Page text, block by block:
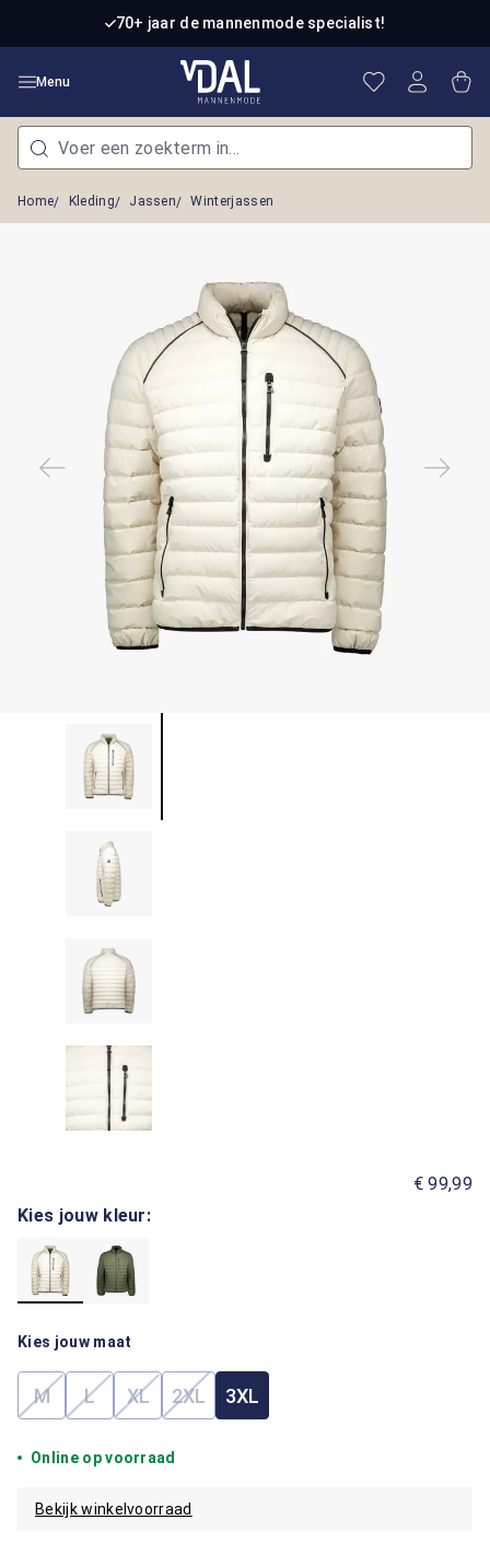
Ga naar de hoofdinhoud70+ jaar de mannenmode specialist!
Menu Je hebt 0
Home Kleding Jassen Winterjassen
€ 99,99
Kies jouw kleur:
Kies jouw maat
M(Deze optie is momenteel niet beschikbaar.)
L(Deze optie is momenteel niet beschikbaar.)
XL(Deze optie is momenteel niet beschikbaar.)
2XL(Deze optie is momenteel niet
3XL
Online op voorraad
Bekijk winkelvoorraad